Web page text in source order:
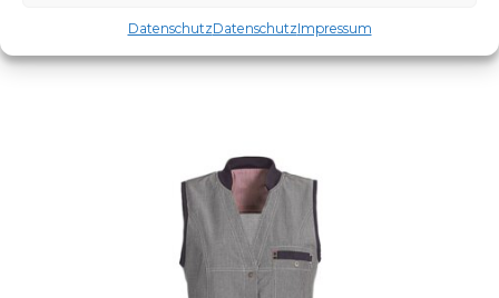
DatenschutzDatenschutzImpressum